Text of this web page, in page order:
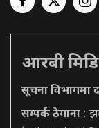
आरबी
सूचना विभागमा
सम्पर्क ठेगाना :